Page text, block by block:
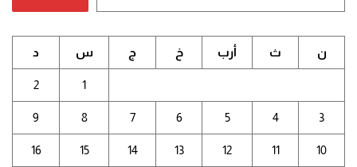
ن ث أرب خ ج س د
1
2
3
4
5
6
7
8
9
10
11
12
13
14
15
16